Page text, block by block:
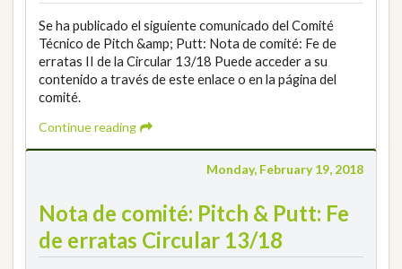
Se ha publicado el siguiente comunicado del Comité
Técnico de Pitch &amp; Putt: Nota de comité: Fe de
erratas II de la Circular 13/18 Puede acceder a su
contenido a través de este enlace o en la página del
comité.
Continue reading
Monday, February 19, 2018
Nota de comité: Pitch & Putt: Fe
de erratas Circular 13/18